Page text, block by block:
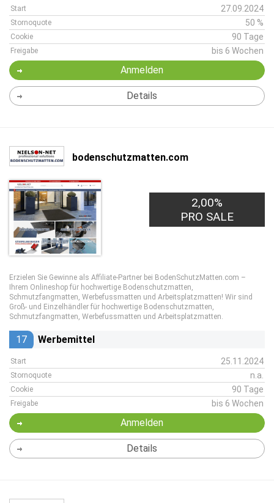
Start 27.09.2024
Stornoquote 50 %
Cookie 90 Tage
Freigabe bis 6 Wochen
Anmelden
Details
bodenschutzmatten.com
2,00%
PRO SALE
Erzielen Sie Gewinne als Affiliate-Partner bei BodenSchutzMatten.com –
Ihrem Onlineshop für hochwertige Bodenschutzmatten,
Schmutzfangmatten, Werbefussmatten und Arbeitsplatzmatten! Wir sind
Groß- und Einzelhändler für hochwertige Bodenschutzmatten,
Schmutzfangmatten, Werbefussmatten und Arbeitsplatzmatten.
17 Werbemittel
Start 25.11.2024
Stornoquote n.a.
Cookie 90 Tage
Freigabe bis 6 Wochen
Anmelden
Details